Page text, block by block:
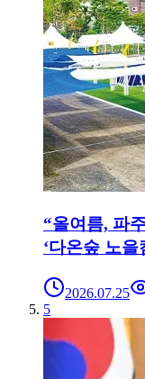
“올여름, 파
‘다온숲 노을
2026.07.25
5